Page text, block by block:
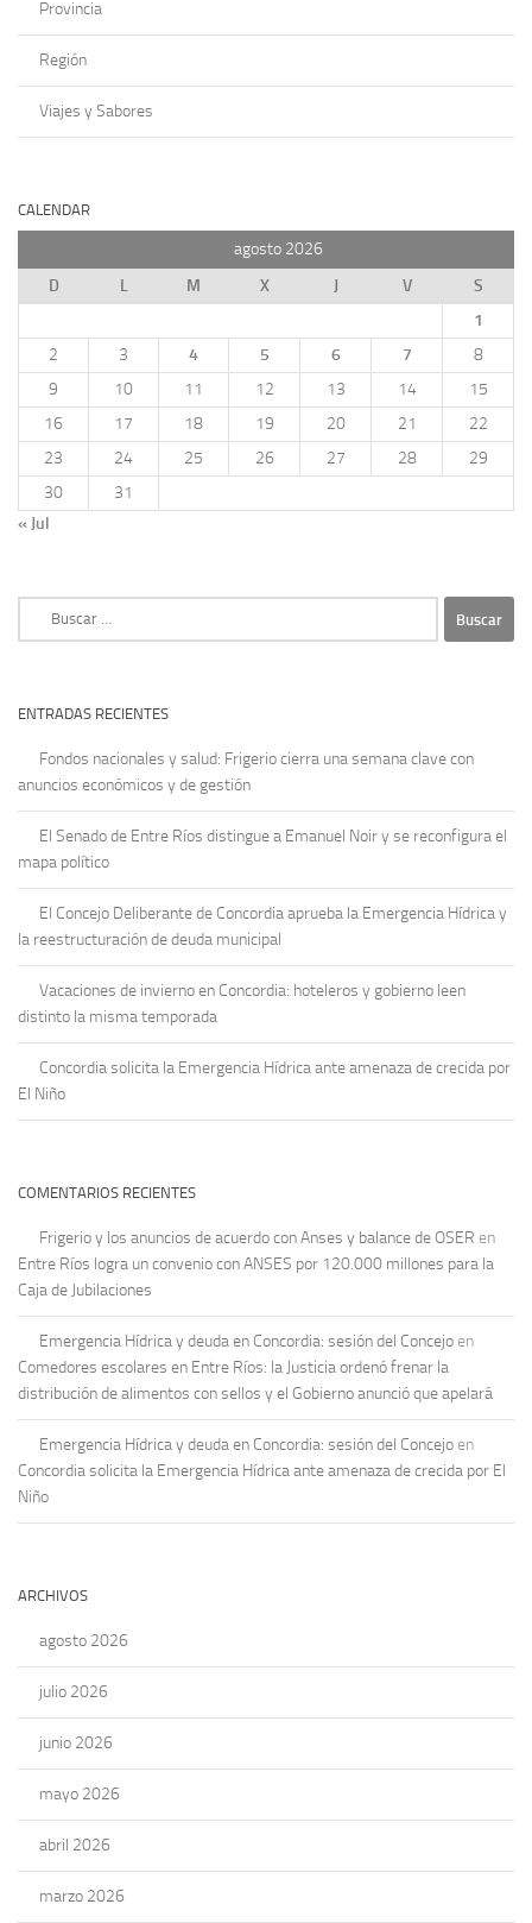
Provincia
Región
Viajes y Sabores
CALENDAR
agosto 2026
D
L M X J V
S
1
2
3 4 5 6 7
8
9
10 11 12 13 14
15
16
17 18 19 20 21
22
23
24 25 26 27 28
29
30
31
« Jul
ENTRADAS RECIENTES
Fondos nacionales y salud: Frigerio cierra una semana clave con
anuncios económicos y de gestión
El Senado de Entre Ríos distingue a Emanuel Noir y se reconfigura el
mapa político
El Concejo Deliberante de Concordia aprueba la Emergencia Hídrica y
la reestructuración de deuda municipal
Vacaciones de invierno en Concordia: hoteleros y gobierno leen
distinto la misma temporada
Concordia solicita la Emergencia Hídrica ante amenaza de crecida por
El Niño
COMENTARIOS RECIENTES
Frigerio y los anuncios de acuerdo con Anses y balance de OSER en
Entre Ríos logra un convenio con ANSES por 120.000 millones para la
Caja de Jubilaciones
Emergencia Hídrica y deuda en Concordia: sesión del Concejo en
Comedores escolares en Entre Ríos: la Justicia ordenó frenar la
distribución de alimentos con sellos y el Gobierno anunció que apelará
Emergencia Hídrica y deuda en Concordia: sesión del Concejo en
Concordia solicita la Emergencia Hídrica ante amenaza de crecida por El
Niño
ARCHIVOS
agosto 2026
julio 2026
junio 2026
mayo 2026
abril 2026
marzo 2026